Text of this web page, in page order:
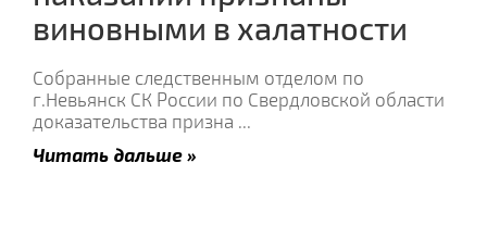
виновными в халатности
Собранные следственным отделом по
г.Невьянск СК России по Свердловской области
доказательства призна ...
Читать дальше »